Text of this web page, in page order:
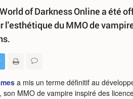
of Darkness Online a été
l'esthétique du MMO de
a mis un terme définitif au
, son MMO de vampire inspiré des